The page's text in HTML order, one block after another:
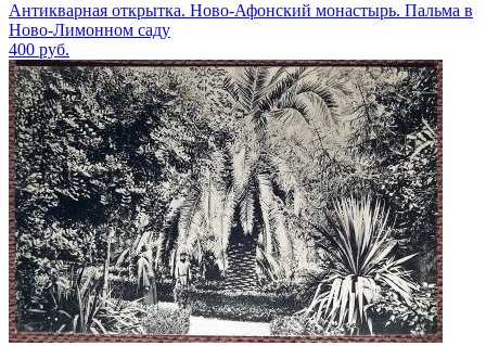
Антикварная открытка. Ново-Афонский монастырь. Пальма в
Ново-Лимонном саду
400 руб.